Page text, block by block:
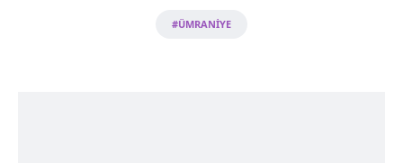
#ÜMRANİYE